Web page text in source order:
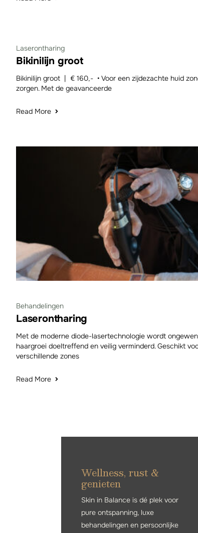
Laserontharing
Bikinilijn groot
Bikinilijn groot | € 160,- • Voor een zijdezachte huid
zorgen. Met de geavanceerde
Read More
Behandelingen
Laserontharing
Met de moderne diode-lasertechnologie wordt
haargroei doeltreffend en veilig verminderd. Geschikt
verschillende zones
Read More
Wellness, rust &
genieten
Skin in Balance is dé plek voor
pure ontspanning, luxe
behandelingen en persoonlijke